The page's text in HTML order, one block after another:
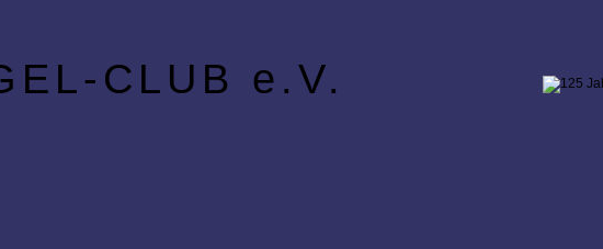
CLUB e.V.